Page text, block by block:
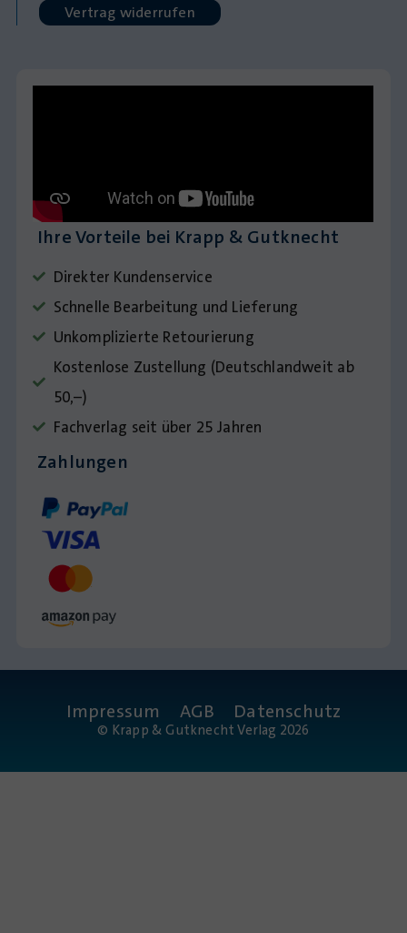
Vertrag widerrufen
Ihre Vorteile bei Krapp & Gutknecht
Direkter Kundenservice
Schnelle Bearbeitung und Lieferung
Unkomplizierte Retourierung
Kostenlose Zustellung (Deutschlandweit ab
50,–)
Fachverlag seit über 25 Jahren
Zahlungen
Impressum AGB Datenschutz
© Krapp & Gutknecht Verlag 2026